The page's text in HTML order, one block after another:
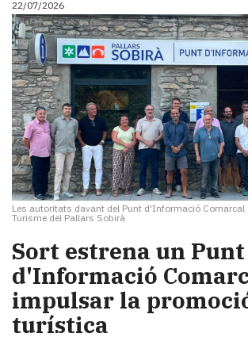
i
turisme
Cultura
Esports
Mai
tant!
TV
i
mitjans
El
temps
Reportatges
Enquestes
A
escena!
Dis
la
22/07/2026
Les autoritats davant del Punt d'Informació Comarcal
Turisme del Pallars Sobirà
Sort estrena un Punt
d'Informació
impulsar la
turística